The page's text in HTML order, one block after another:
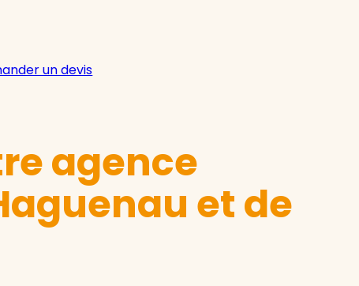
un devis
agence
et de